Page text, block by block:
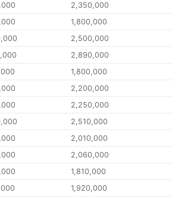
2,350,000
1,800,000
2,500,000
2,890,000
1,800,000
2,200,000
2,250,000
2,510,000
2,010,000
2,060,000
1,810,000
1,920,000